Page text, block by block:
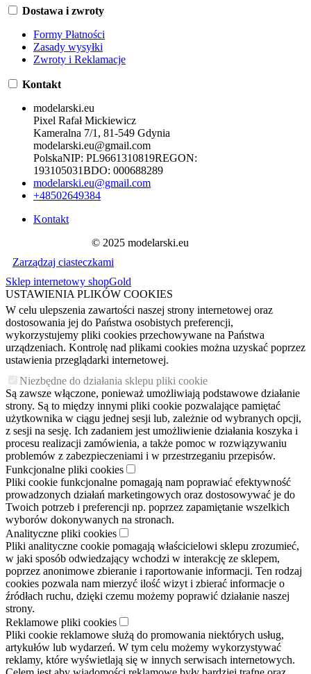
Dostawa i zwroty
Formy Płatności
Zasady wysyłki
Zwroty i Reklamacje
Kontakt
modelarski.eu
Pixel Rafał Mickiewicz
Kameralna 7/1, 81-549 Gdynia
modelarski.eu@gmail.com
PolskaNIP: PL9661310819REGON:
193105031BDO: 000688289
modelarski.eu@gmail.com
+48502649384
Kontakt
© 2025 modelarski.eu
Zarządzaj ciasteczkami
Sklep internetowy shopGold
USTAWIENIA PLIKÓW COOKIES
W celu ulepszenia zawartości naszej strony internetowej oraz
dostosowania jej do Państwa osobistych preferencji,
wykorzystujemy pliki cookies przechowywane na Państwa
urządzeniach. Kontrolę nad plikami cookies można uzyskać poprzez
ustawienia przeglądarki internetowej.
Niezbędne do działania sklepu pliki cookie
Są zawsze włączone, ponieważ umożliwiają podstawowe działanie
strony. Są to między innymi pliki cookie pozwalające pamiętać
użytkownika w ciągu jednej sesji lub, zależnie od wybranych opcji,
z sesji na sesję. Ich zadaniem jest umożliwienie działania koszyka i
procesu realizacji zamówienia, a także pomoc w rozwiązywaniu
problemów z zabezpieczeniami i w przestrzeganiu przepisów.
Funkcjonalne pliki cookies
Pliki cookie funkcjonalne pomagają nam poprawiać efektywność
prowadzonych działań marketingowych oraz dostosowywać je do
Twoich potrzeb i preferencji np. poprzez zapamiętanie wszelkich
wyborów dokonywanych na stronach.
Analityczne pliki cookies
Pliki analityczne cookie pomagają właścicielowi sklepu zrozumieć,
w jaki sposób odwiedzający wchodzi w interakcję ze sklepem,
poprzez anonimowe zbieranie i raportowanie informacji. Ten rodzaj
cookies pozwala nam mierzyć ilość wizyt i zbierać informacje o
źródłach ruchu, dzięki czemu możemy poprawić działanie naszej
strony.
Reklamowe pliki cookies
Pliki cookie reklamowe służą do promowania niektórych usług,
artykułów lub wydarzeń. W tym celu możemy wykorzystywać
reklamy, które wyświetlają się w innych serwisach internetowych.